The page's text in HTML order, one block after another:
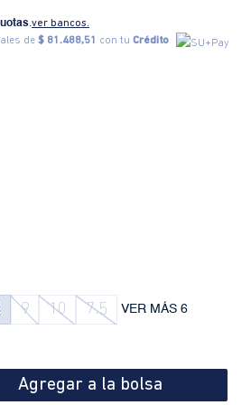
.ver bancos.
de $ 81.488,51 con tu Crédito
9 10 7.5 VER MÁS 6
Agregar a la bolsa